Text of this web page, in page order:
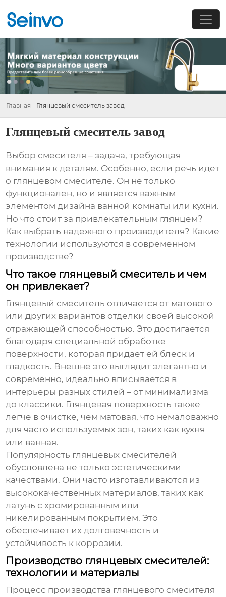
Главная - Глянцевый смеситель завод
Глянцевый смеситель завод
Выбор смесителя – задача, требующая
внимания к деталям. Особенно, если речь идет
о глянцевом смесителе. Он не только
функционален, но и является важным
элементом дизайна ванной комнаты или кухни.
Но что стоит за привлекательным глянцем?
Как выбрать надежного производителя? Какие
технологии используются в современном
производстве?
Что такое глянцевый смеситель и чем
он привлекает?
Глянцевый смеситель отличается от матового
или других вариантов отделки своей высокой
отражающей способностью. Это достигается
благодаря специальной обработке
поверхности, которая придает ей блеск и
гладкость. Внешне это выглядит элегантно и
современно, идеально вписывается в
интерьеры разных стилей – от минимализма
до классики. Глянцевая поверхность также
легче в очистке, чем матовая, что немаловажно
для часто используемых зон, таких как кухня
или ванная.
Популярность глянцевых смесителей
обусловлена не только эстетическими
качествами. Они часто изготавливаются из
высококачественных материалов, таких как
латунь с хромированным или
никелированным покрытием. Это
обеспечивает их долговечность и
устойчивость к коррозии.
Производство глянцевых смесителей:
технологии и материалы
Процесс производства глянцевого смесителя